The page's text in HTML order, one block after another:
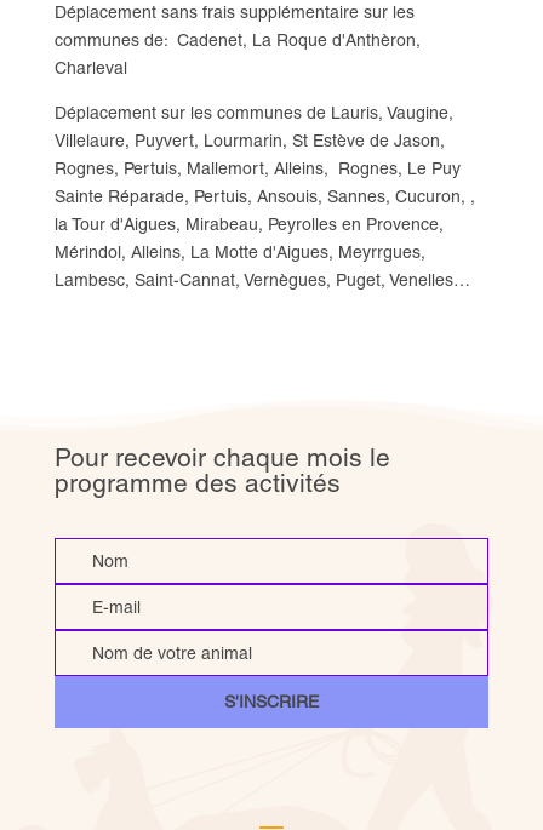
Déplacement sans frais supplémentaire sur les
communes de: Cadenet, La Roque d'Anthèron,
Charleval
Déplacement sur les communes de Lauris, Vaugine,
Villelaure, Puyvert, Lourmarin, St Estève de Jason,
Rognes, Pertuis, Mallemort, Alleins, Rognes, Le Puy
Sainte Réparade, Pertuis, Ansouis, Sannes, Cucuron, ,
la Tour d'Aigues, Mirabeau, Peyrolles en Provence,
Mérindol, Alleins, La Motte d'Aigues, Meyrrgues,
Lambesc, Saint-Cannat, Vernègues, Puget, Venelles…
Pour recevoir chaque mois le
programme des activités
S'INSCRIRE